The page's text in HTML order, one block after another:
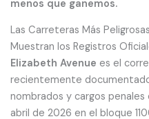
menos que ganemos.
Las Carreteras Más
Muestran los Registros
Elizabeth Avenue es el
recientemente
nombrados y cargos
abril de 2026 en el bloque